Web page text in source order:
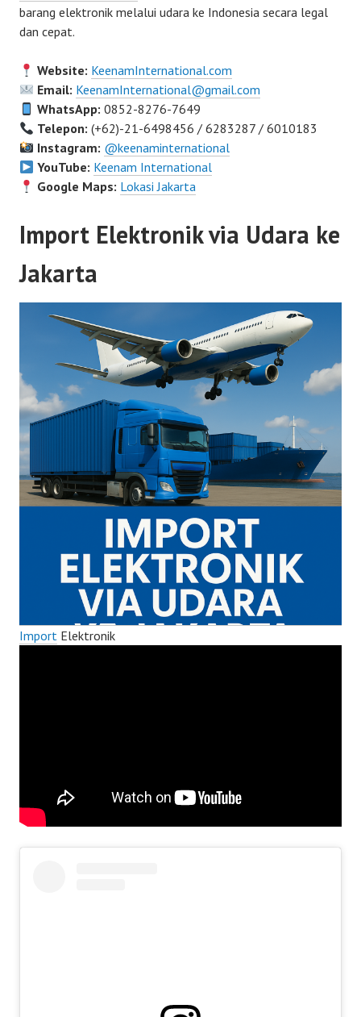
barang elektronik melalui udara ke Indonesia secara legal
dan cepat.
Website: KeenamInternational.com
Email: KeenamInternational@gmail.com
WhatsApp: 0852-8276-7649
Telepon: (+62)-21-6498456 / 6283287 / 6010183
Instagram: @keenaminternational
YouTube: Keenam International
Google Maps: Lokasi Jakarta
Import Elektronik via Udara ke
Jakarta
Import Elektronik